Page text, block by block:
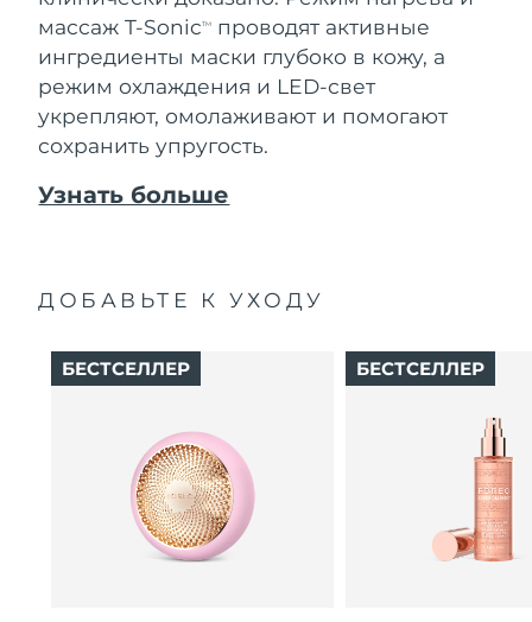
массаж T-SonicTM
проводят активные
ингредиенты маски глубоко в кожу, а
режим охлаждения и LED-свет
укрепляют, омолаживают и помогают
сохранить упругость.
Узнать больше
ДОБАВЬТЕ К УХОДУ
БЕСТСЕЛЛЕР БЕСТСЕЛЛЕР